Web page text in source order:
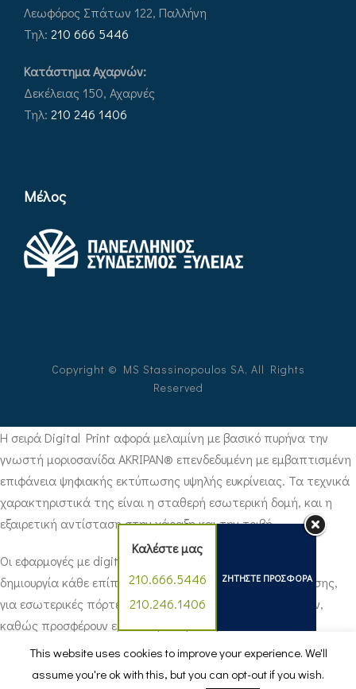
Λεωφόρος Σπάτων 122, Παλλήνη
Τηλ: 210 666 5446
Κατάστημα Αχαρνών:
Δεκέλειας 150, Αχαρνές
Τηλ: 210 246 1406
Μέλος
Copyright © MS Stassinopoulos SA, All Rights
Reserved
Η σειρά Digital Print αφορά μελαμίνη με βασικό πυρήνα την
γνωστή μοριοσανίδα ΑΚRIPAN® επενδεδυμένη με εμβαπτισμένη
επιφάνεια ψηφιακής εκτύπωσης υψηλής ευκρίνειας. Τα τεχνικά
χαρακτηριστικά της είναι η σταθερή εσωτερική δομή, και η
εξαιρετική αντίσταση στην χάραξη και την τριβή.
Οι εφαρμογές με digital εκτύπωση είναι ιδανικές για τη
δημιουργία κάθε επίπλου οικιακής ή επαγγελματικής χρήσης,
για εσωτερικές πόρτες, ντουλάπες και επενδύσεις τοίχων,
καθώς προσφέρουν εμπνευσμένες ιδέες.
Διατίθεται στην διάσταση: 2.800×2.070x 18mm.
Καλέστε μας
210.666.5446
210.246.1406
ΖΗΤΗΣΤΕ ΠΡΟΣΦΟΡΑ
This website uses cookies to improve your experience. We'll
assume you're ok with this, but you can opt-out if you wish.